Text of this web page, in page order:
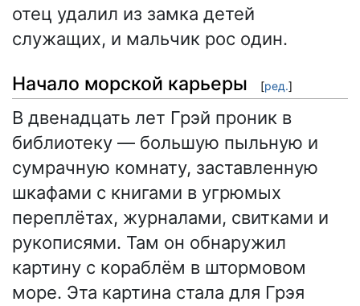
отец удалил из замка детей
служащих, и мальчик рос один.
Начало морской карьеры [ред.]
В двенадцать лет Грэй проник в
библиотеку — большую пыльную и
сумрачную комнату, заставленную
шкафами с книгами в угрюмых
переплётах, журналами, свитками и
рукописями. Там он обнаружил
картину с кораблём в штормовом
море. Эта картина стала для Грэя